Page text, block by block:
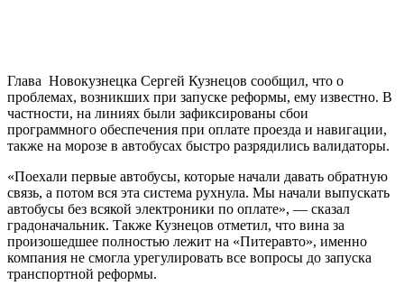
Глава Новокузнецка Сергей Кузнецов сообщил, что о
проблемах, возникших при запуске реформы, ему известно. В
частности, на линиях были зафиксированы сбои
программного обеспечения при оплате проезда и навигации,
также на морозе в автобусах быстро разрядились валидаторы.
«Поехали первые автобусы, которые начали давать обратную
связь, а потом вся эта система рухнула. Мы начали выпускать
автобусы без всякой электроники по оплате», — сказал
градоначальник. Также Кузнецов отметил, что вина за
произошедшее полностью лежит на «Питеравто», именно
компания не смогла урегулировать все вопросы до запуска
транспортной реформы.